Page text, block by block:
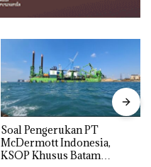
‎Soal Pengerukan PT
McDermott Indonesia,
KSOP Khusus Batam